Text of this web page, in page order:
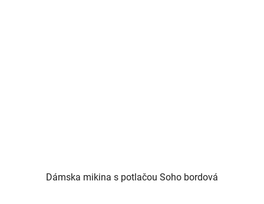
Dámska mikina s potlačou Soho bordová